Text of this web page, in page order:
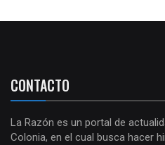
CONTACTO
La Razón es un portal de
Colonia, en el cual busca hacer